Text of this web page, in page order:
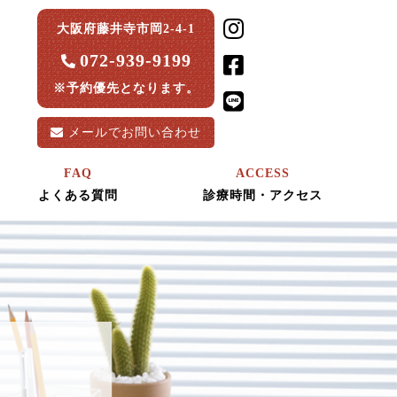
大阪府藤井寺市岡2-4-1
072-939-9199
※予約優先となります。
メールでお問い合わせ
FAQ
よくある質問
ACCESS
診療時間・アクセス